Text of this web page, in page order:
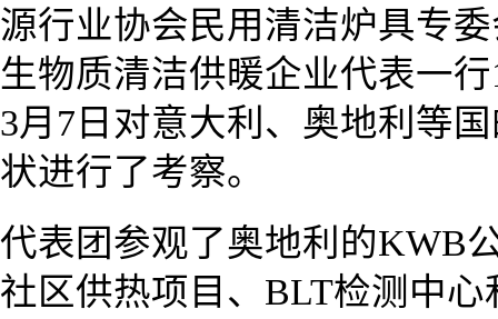
源行业协会民用清洁炉具专
生物质清洁供暖企业代表一
3月7日对意大利、奥地利等
状进行了考察。
代表团参观了奥地利的KWB
社区供热项目、BLT检测中